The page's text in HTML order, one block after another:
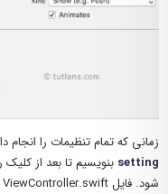
زمانی که تمام تنظیمات را انجام
setting بنویسیم تا بعد از کلیک
شود. فایل ViewController.swift ما باید شامل کدهایی مشابه زیر باشد